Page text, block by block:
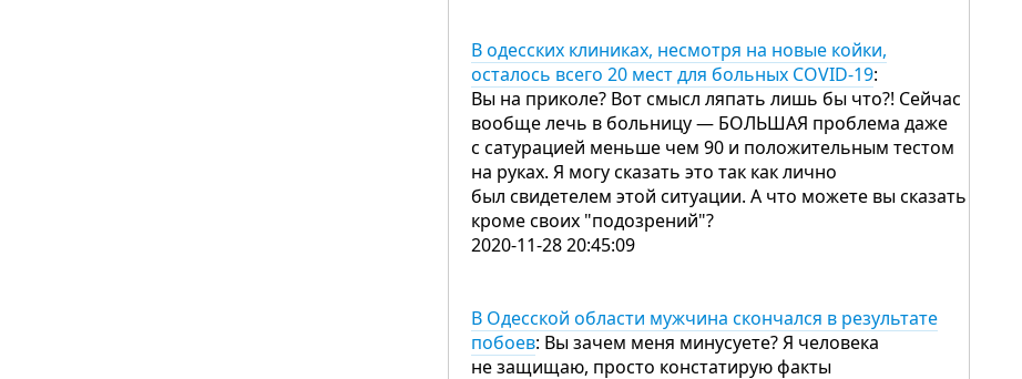
В одесских клиниках, несмотря на новые койки,
осталось всего 20 мест для больных COVID-19:
Вы на приколе? Вот смысл ляпать лишь бы что?! Сейчас
вообще лечь в больницу — БОЛЬШАЯ проблема даже
с сатурацией меньше чем 90 и положительным тестом
на руках. Я могу сказать это так как лично
был свидетелем этой ситуации. А что можете вы сказать
кроме своих "подозрений"?
2020-11-28 20:45:09
В Одесской области мужчина скончался в результате
побоев: Вы зачем меня минусуете? Я человека
не защищаю, просто констатирую факты